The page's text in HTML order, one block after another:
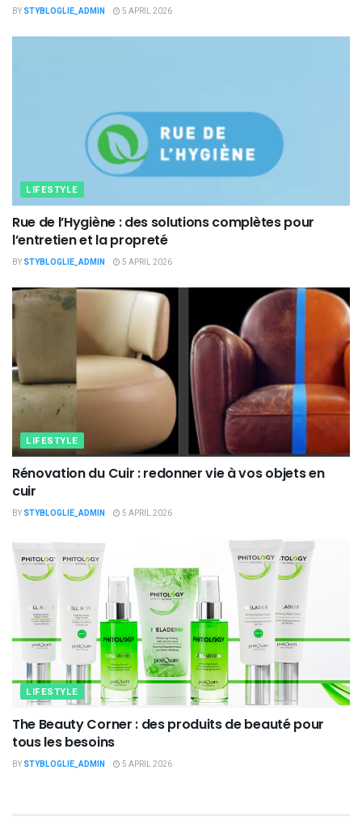
BY STYBLOGLIE_ADMIN 5 APRIL 2026
LIFESTYLE
Rue de l’Hygiène : des solutions complètes pour
l’entretien et la propreté
BY STYBLOGLIE_ADMIN 5 APRIL 2026
LIFESTYLE
Rénovation du Cuir : redonner vie à vos objets en
cuir
BY STYBLOGLIE_ADMIN 5 APRIL 2026
LIFESTYLE
The Beauty Corner : des produits de beauté pour
tous les besoins
BY STYBLOGLIE_ADMIN 5 APRIL 2026